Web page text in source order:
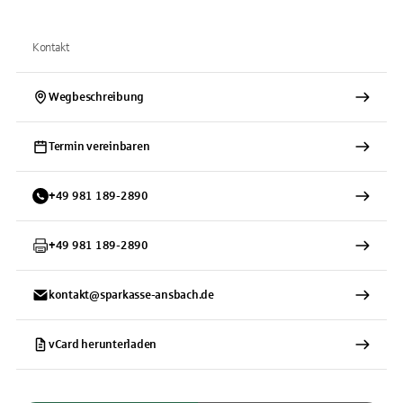
Kontakt
Wegbeschreibung
Termin vereinbaren
+49 981 189-2890
+49 981 189-2890
kontakt@sparkasse-ansbach.de
vCard herunterladen